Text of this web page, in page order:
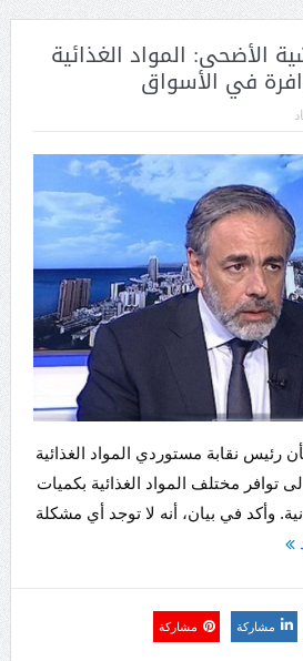
الأضحى: المواد الغذائية
في الأسواق
نقابة مستوردي المواد الغذائية
توافر مختلف المواد الغذائية بكميات
وأكد في بيان، أنه لا توجد أي مشكلة
مشاركة مشاركة